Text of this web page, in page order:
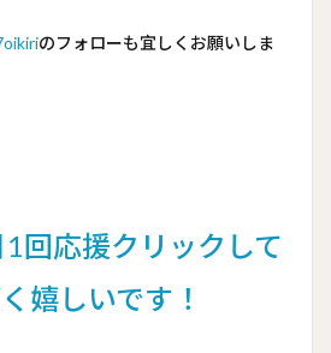
のフォローも宜しくお願いしま
1回応援クリックして
嬉しいです！